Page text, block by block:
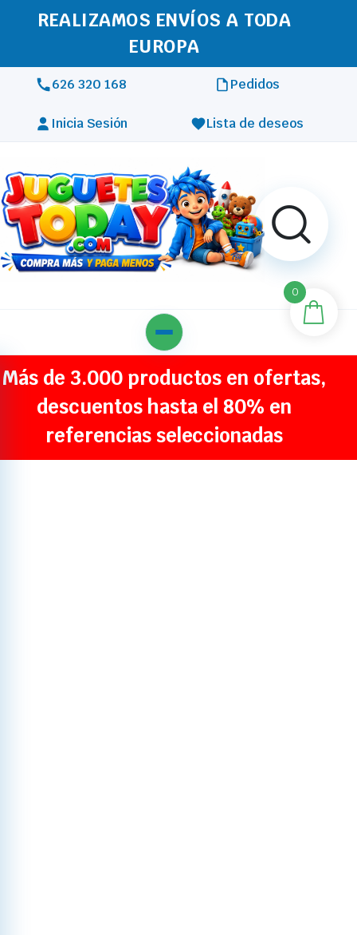
REALIZAMOS ENVÍOS A TODA
EUROPA
626 320 168 Pedidos
Inicia Sesión Lista de deseos
Más de 3.000 productos en ofertas,
descuentos hasta el 80% en
referencias seleccionadas
0